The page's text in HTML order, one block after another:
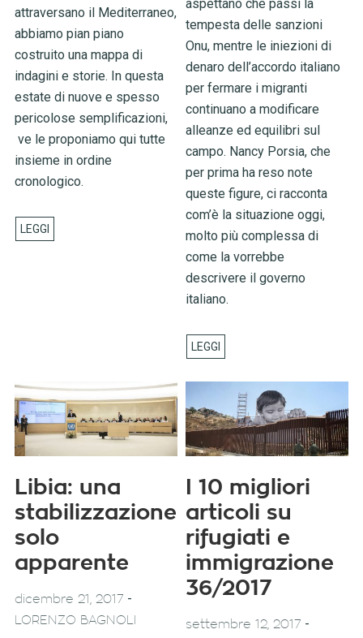
attraversano il Mediterraneo,
abbiamo pian piano
costruito una mappa di
indagini e storie. In questa
estate di nuove e spesso
pericolose semplificazioni,
ve le proponiamo qui tutte
insieme in ordine
cronologico.
aspettano che passi la
tempesta delle sanzioni
Onu, mentre le iniezioni di
denaro dell’accordo italiano
per fermare i migranti
continuano a modificare
alleanze ed equilibri sul
campo. Nancy Porsia, che
per prima ha reso note
queste figure, ci racconta
com’è la situazione oggi,
molto più complessa di
come la vorrebbe
descrivere il governo
italiano.
Libia: una
stabilizzazione
solo
apparente
dicembre 21, 2017 -
LORENZO BAGNOLI
I 10 migliori
articoli su
rifugiati e
immigrazione
36/2017
settembre 12, 2017 -